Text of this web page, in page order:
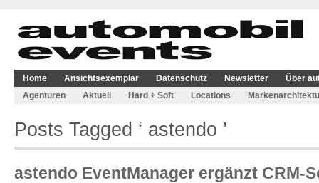
Home Ansichtsexemplar Datenschutz Newsletter
Über
Agenturen
Aktuell Hard + Soft Locations
Posts Tagged ‘ astendo ’
astendo EventManager ergänzt CRM-